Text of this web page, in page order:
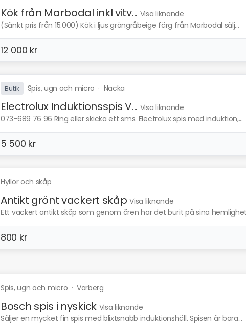
Kök från Marbodal inkl vitv... Visa liknande
(Sänkt pris från 15.000) Kök i ljus gröngråbeige färg från Marbodal sälj...
12 000 kr
Butik Spis, ugn och micro · Nacka
Electrolux Induktionsspis V... Visa liknande
073-689 76 96 Ring eller skicka ett sms. Electrolux spis med induktion,...
5 500 kr
Hyllor och skåp
Antikt grönt vackert skåp Visa liknande
Ett vackert antikt skåp som genom åren har det burit på sina
800 kr
Spis, ugn och micro · Varberg
Bosch spis i nyskick Visa liknande
Säljer en mycket fin spis med blixtsnabb induktionshäll. Spisen är bara...